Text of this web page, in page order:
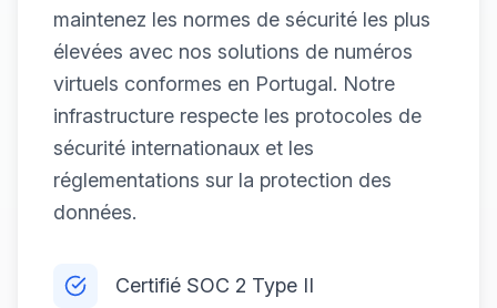
maintenez les normes de sécurité les plus
élevées avec nos solutions de numéros
virtuels conformes en Portugal. Notre
infrastructure respecte les protocoles de
sécurité internationaux et les
réglementations sur la protection des
données.
Certifié SOC 2 Type II